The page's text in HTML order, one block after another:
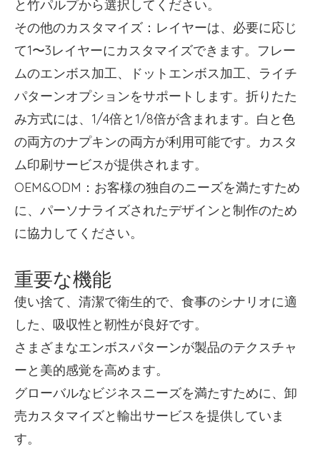
と竹パルプから選択してください。
その他のカスタマイズ：レイヤーは、必要に応じ
て1〜3レイヤーにカスタマイズできます。フレー
ムのエンボス加工、ドットエンボス加工、ライチ
パターンオプションをサポートします。折りたた
み方式には、1/4倍と1/8倍が含まれます。白と色
の両方のナプキンの両方が利用可能です。カスタ
ム印刷サービスが提供されます。
OEM&ODM：お客様の独自のニーズを満たすため
に、パーソナライズされたデザインと制作のため
に協力してください。
重要な機能
使い捨て、清潔で衛生的で、食事のシナリオに適
した、吸収性と靭性が良好です。
さまざまなエンボスパターンが製品のテクスチャ
ーと美的感覚を高めます。
グローバルなビジネスニーズを満たすために、卸
売カスタマイズと輸出サービスを提供していま
す。